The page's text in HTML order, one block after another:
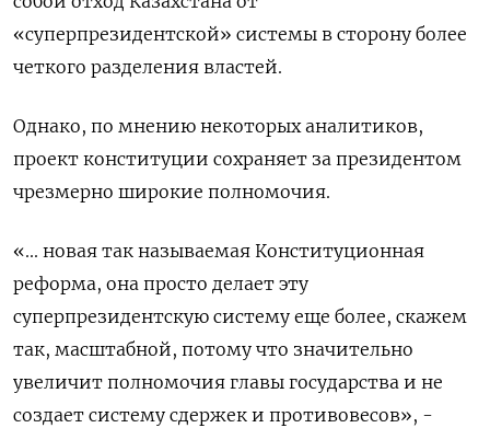
«суперпрезидентской» системы в сторону более
четкого разделения властей.
Однако, по мнению некоторых аналитиков,
проект конституции сохраняет за президентом
чрезмерно широкие полномочия.
«... новая так называемая Конституционная
реформа, она просто делает эту
суперпрезидентскую систему еще более, скажем
так, масштабной, потому ​что значительно
увеличит полномочия главы государства и не ​
создает систему сдержек и противовесов», -